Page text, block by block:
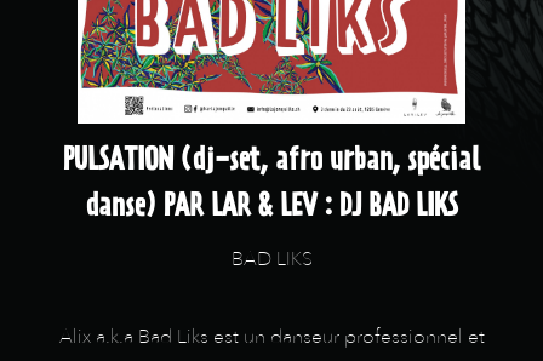
PULSATION (dj-set, afro urban, spécial
danse) PAR LAR & LEV : DJ BAD LIKS
BAD LIKS
Alix a.k.a Bad Liks est un danseur professionnel et